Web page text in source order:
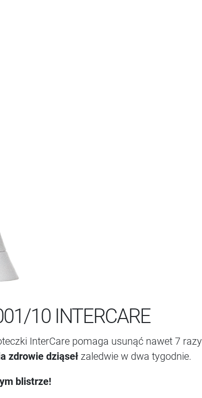
10 INTERCARE
InterCare pomaga usunąć nawet 7 razy
zdrowie dziąseł zaledwie w dwa tygodnie.
blistrze!